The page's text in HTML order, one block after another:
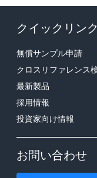
クイックリンク
無償サンプル申請
クロスリファレンス
最新製品
採用情報
投資家向け情報
お問い合わせ